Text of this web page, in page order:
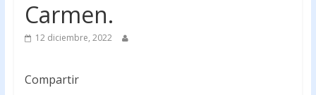
Carmen.
12 diciembre, 2022
Compartir